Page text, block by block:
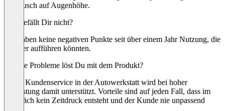
Austausch auf Augenhöhe.
Was gefällt Dir nicht?
Wir haben keine negativen Punkte seit über einem Jahr Nutzung, die
wir hier aufführen könnten.
Welche Probleme löst Du mit dem Produkt?
Unser Kundenservice in der Autowerkstatt wird bei hoher
Auslastung damit unterstützt. Vorteile sind auf jeden Fall, dass im
Gespräch kein Zeitdruck entsteht und der Kunde nie unpassend